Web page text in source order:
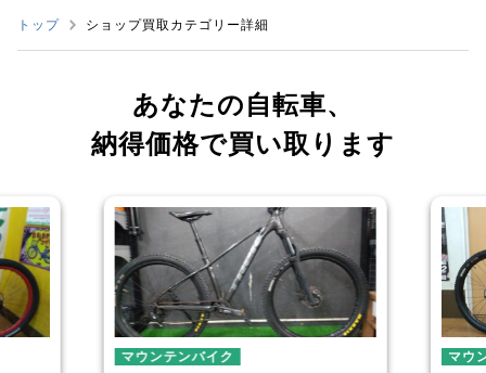
トップ ショップ買取カテゴリー詳細
あなたの自転車、
納得価格で買い取ります
マウンテンバイク マウ